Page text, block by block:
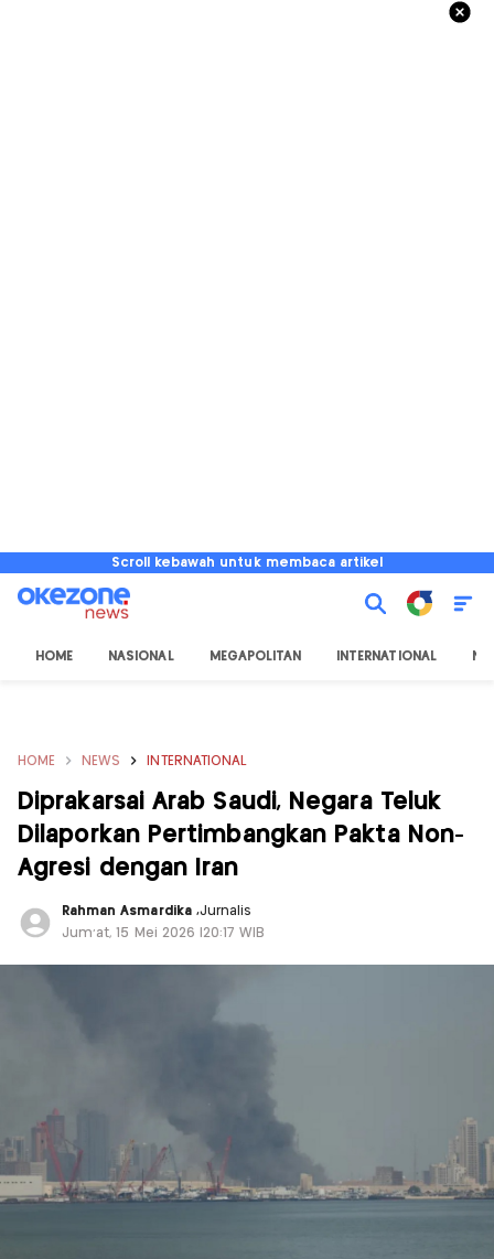
Scroll kebawah untuk membaca artikel
HOME NASIONAL MEGAPOLITAN INTERNATIONAL
HOME NEWS INTERNATIONAL
Diprakarsai Arab Saudi, Negara Teluk
Dilaporkan Pertimbangkan Pakta Non-
Agresi dengan Iran
Rahman Asmardika ,Jurnalis
Jum'at, 15 Mei 2026 |20:17 WIB